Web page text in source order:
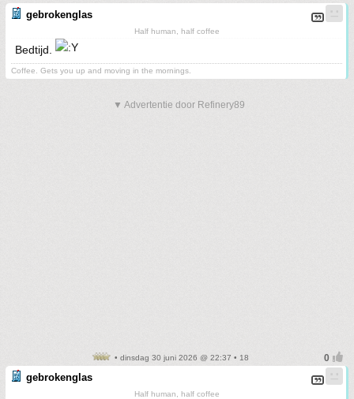
gebrokenglas
Half human, half coffee
Bedtijd.
Coffee. Gets you up and moving in the mornings.
▼ Advertentie door Refinery89
• dinsdag 30 juni 2026 @ 22:37 • 18
gebrokenglas
Half human, half coffee